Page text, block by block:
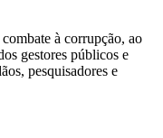
à corrupção, ao
gestores públicos e
pesquisadores e